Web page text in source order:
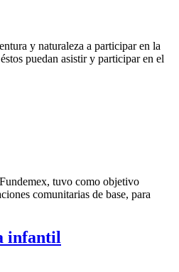
y naturaleza a participar en la
puedan asistir y participar en el
tuvo como objetivo
comunitarias de base, para
infantil